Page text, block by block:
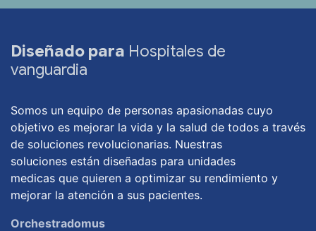
Diseñado para Hospitales de
vanguardia
Somos un equipo de personas apasionadas cuyo
objetivo es mejorar la vida y la salud de todos a través
de soluciones revolucionarias. Nuestras
soluciones están diseñadas para unidades
medicas que quieren a optimizar su rendimiento y
mejorar la atención a sus pacientes.
Orchestradomus